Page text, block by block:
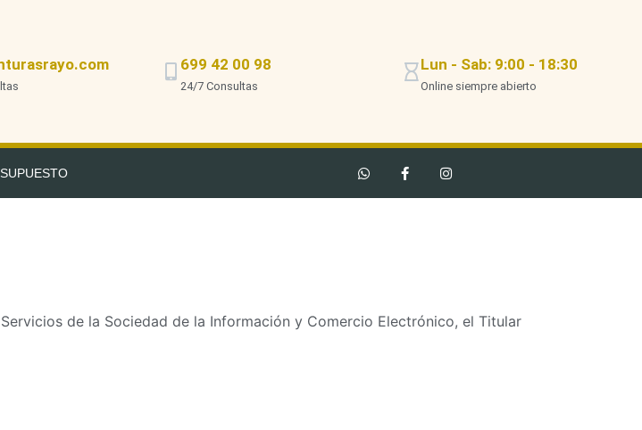
699 42 00 98
24/7 Consultas
Lun - Sab: 9:00 - 18:30
Online siempre abierto
de la Sociedad de la Información y Comercio Electrónico, el Titular